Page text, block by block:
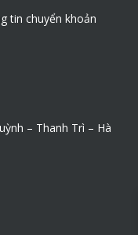
tin chuyển khoản
– Thanh Trì – Hà